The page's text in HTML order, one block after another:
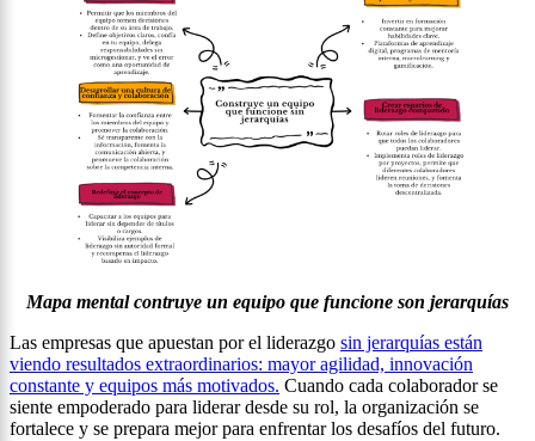
Mapa mental contruye un equipo que funcione son jerarquías
Las empresas que apuestan por el liderazgo sin jerarquías están
viendo resultados extraordinarios: mayor agilidad, innovación
constante y equipos más motivados. Cuando cada colaborador se
siente empoderado para liderar desde su rol, la organización se
fortalece y se prepara mejor para enfrentar los desafíos del futuro.